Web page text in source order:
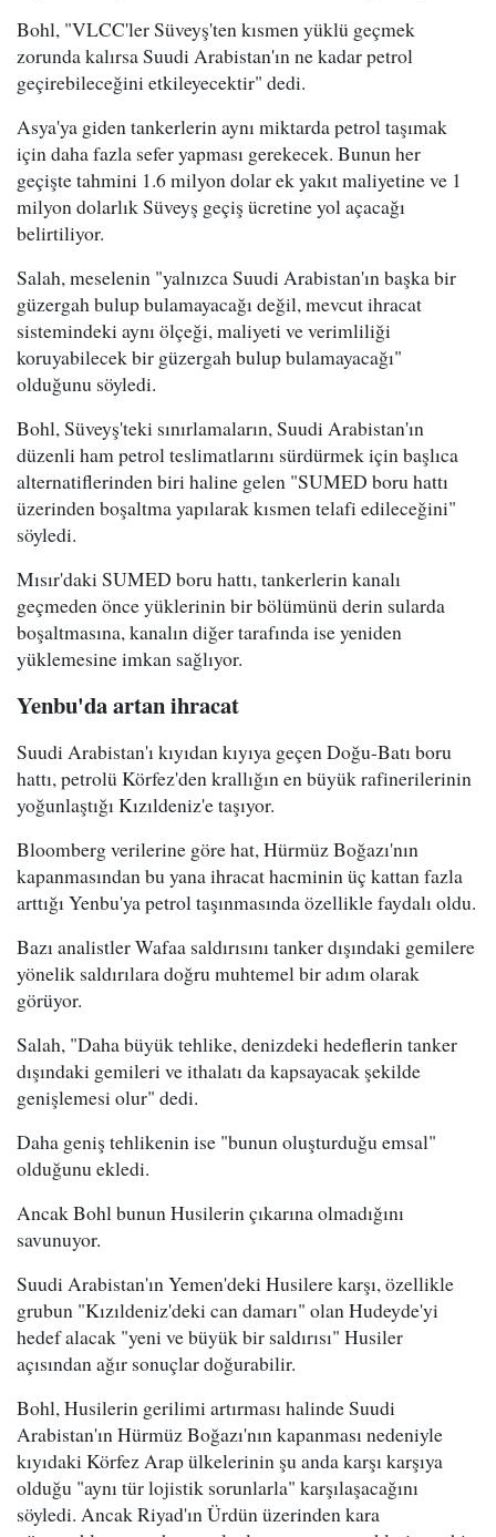
Bohl, "VLCC'ler Süveyş'ten kısmen yüklü geçmek
zorunda kalırsa Suudi Arabistan'ın ne kadar petrol
geçirebileceğini etkileyecektir" dedi.
Asya'ya giden tankerlerin aynı miktarda petrol taşımak
için daha fazla sefer yapması gerekecek. Bunun her
geçişte tahmini 1.6 milyon dolar ek yakıt maliyetine ve 1
milyon dolarlık Süveyş geçiş ücretine yol açacağı
belirtiliyor.
Salah, meselenin "yalnızca Suudi Arabistan'ın başka bir
güzergah bulup bulamayacağı değil, mevcut ihracat
sistemindeki aynı ölçeği, maliyeti ve verimliliği
koruyabilecek bir güzergah bulup bulamayacağı"
olduğunu söyledi.
Bohl, Süveyş'teki sınırlamaların, Suudi Arabistan'ın
düzenli ham petrol teslimatlarını sürdürmek için başlıca
alternatiflerinden biri haline gelen "SUMED boru hattı
üzerinden boşaltma yapılarak kısmen telafi edileceğini"
söyledi.
Mısır'daki SUMED boru hattı, tankerlerin kanalı
geçmeden önce yüklerinin bir bölümünü derin sularda
boşaltmasına, kanalın diğer tarafında ise yeniden
yüklemesine imkan sağlıyor.
Yenbu'da artan ihracat
Suudi Arabistan'ı kıyıdan kıyıya geçen Doğu-Batı boru
hattı, petrolü Körfez'den krallığın en büyük rafinerilerinin
yoğunlaştığı Kızıldeniz'e taşıyor.
Bloomberg verilerine göre hat, Hürmüz Boğazı'nın
kapanmasından bu yana ihracat hacminin üç kattan fazla
arttığı Yenbu'ya petrol taşınmasında özellikle faydalı oldu.
Bazı analistler Wafaa saldırısını tanker dışındaki gemilere
yönelik saldırılara doğru muhtemel bir adım olarak
görüyor.
Salah, "Daha büyük tehlike, denizdeki hedeflerin tanker
dışındaki gemileri ve ithalatı da kapsayacak şekilde
genişlemesi olur" dedi.
Daha geniş tehlikenin ise "bunun oluşturduğu emsal"
olduğunu ekledi.
Ancak Bohl bunun Husilerin çıkarına olmadığını
savunuyor.
Suudi Arabistan'ın Yemen'deki Husilere karşı, özellikle
grubun "Kızıldeniz'deki can damarı" olan Hudeyde'yi
hedef alacak "yeni ve büyük bir saldırısı" Husiler
açısından ağır sonuçlar doğurabilir.
Bohl, Husilerin gerilimi artırması halinde Suudi
Arabistan'ın Hürmüz Boğazı'nın kapanması nedeniyle
kıyıdaki Körfez Arap ülkelerinin şu anda karşı karşıya
olduğu "aynı tür lojistik sorunlarla" karşılaşacağını
söyledi. Ancak Riyad'ın Ürdün üzerinden kara